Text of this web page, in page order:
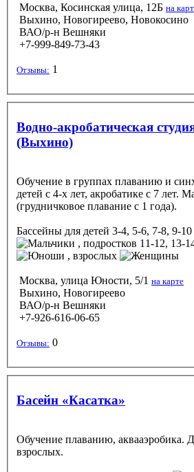
Москва, Косинская улица, 12Б на
Выхино, Новогиреево, Новокосино
ВАО/р-н Вешняки
+7-999-849-73-43
Отзывы: 1
Водно-акробатическая
(Выхино)
Обучение в группах плаванию и
детей с 4-х лет, акробатике с 7 лет.
(грудничковое плавание с 1 года).
Бассейны для детей 3-4, 5-6, 7-8, 9-10
, подростков 11-12, 13-
, взрослых
Москва, улица Юности, 5/1 на карте
Выхино, Новогиреево
ВАО/р-н Вешняки
+7-926-616-06-65
Отзывы: 0
Басейн «Касатка»
Обучение плаванию, аквааэробика.
взрослых.